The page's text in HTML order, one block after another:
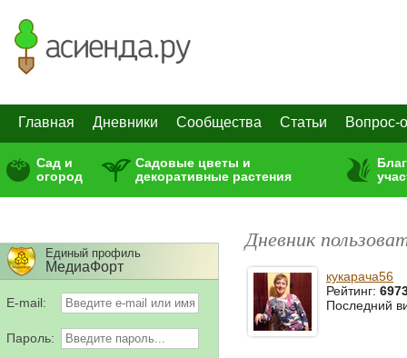
Главная Дневники Сообщества Статьи Вопрос-
Сад и
огород
Садовые цветы и
декоративные растения
Дневник
кукарача56
Рейтинг:
Последний
Единый профиль
МедиаФорт
E-mail:
Пароль: